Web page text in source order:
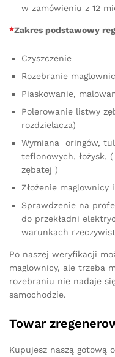
w zamówieniu z 12
*Zakres podstawowy
Czyszczenie
Rozebranie
Piaskowanie,
Polerowanie listwy
rozdzielacza)
Wymiana oringów,
teflonowych, łożysk,
zębatej )
Złożenie maglownicy
Sprawdzenie na
do przekładni
warunkach
Po naszej weryfikacji
maglownicy, ale trzeba
rozebraniu nie nadaje
samochodzie.
Towar
Kupujesz naszą gotową